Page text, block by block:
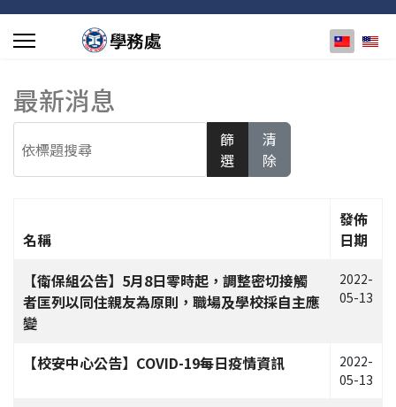
選擇你的
最新消息
篩
選
清
除
文章列表
名稱
發佈
日期
【衛保組公告】5月8日零時起，調整密切接觸
者匡列以同住親友為原則，職場及學校採自主應
變
2022-
05-13
【校安中心公告】COVID-19每日疫情資訊
2022-
05-13